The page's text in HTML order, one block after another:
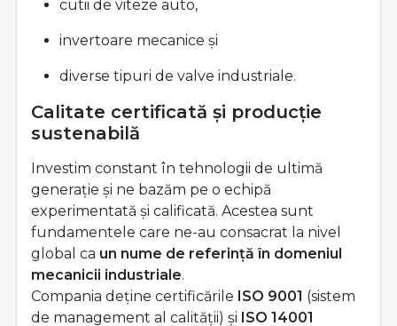
cutii de viteze auto,
invertoare mecanice și
diverse tipuri de valve industriale.
Calitate certificată și producție
sustenabilă
Investim constant în tehnologii de ultimă
generație și ne bazăm pe o echipă
experimentată și calificată. Acestea sunt
fundamentele care ne-au consacrat la nivel
global ca un nume de referință în domeniul
mecanicii industriale.
Compania deține certificările ISO 9001 (sistem
de management al calității) și ISO 14001